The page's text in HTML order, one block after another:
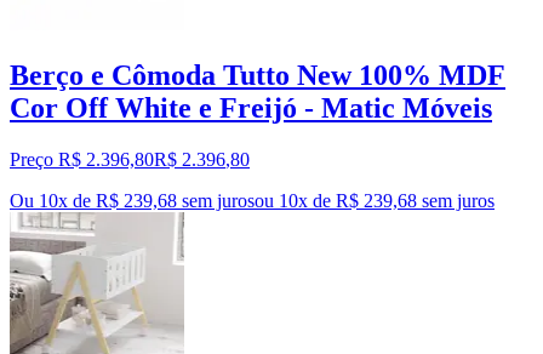
Berço e Cômoda Tutto New 100% MDF
Cor Off White e Freijó - Matic Móveis
Preço R$ 2.396,80R$ 2.396,80
Ou 10x de R$ 239,68 sem jurosou 10x de R$ 239,68 sem juros